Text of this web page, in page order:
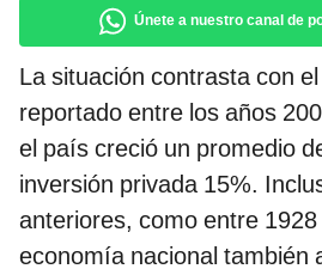
Únete a nuestro canal de
La situación contrasta con
reportado entre los años
el país creció un promedio
inversión privada 15%.
anteriores, como entre
economía nacional también